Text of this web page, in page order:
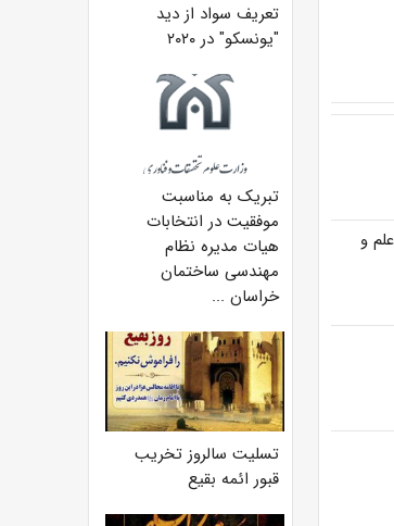
و
تعریف سواد از دید
"یونسکو" در ۲۰۲۰
تبریک به مناسبت
موفقیت در انتخابات
هیات مدیره نظام
مهندسی ساختمان
خراسان ...
تسلیت سالروز تخریب
قبور ائمه بقیع